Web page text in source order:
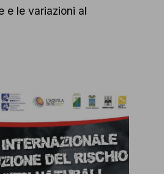
e le variazioni al